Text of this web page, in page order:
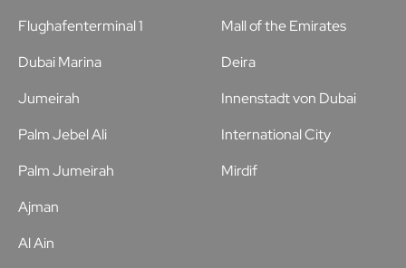
Flughafenterminal 1
Mall of the Emirates
Dubai Marina
Jumeirah
Palm Jebel Ali
Palm Jumeirah
Deira
Innenstadt von Dubai
International City
Mirdif
Ajman
Al Ain